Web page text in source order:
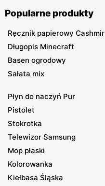
Popularne produkty
Ręcznik papierowy Cashmir
Długopis Minecraft
Basen ogrodowy
Sałata mix
Płyn do naczyń Pur
Pistolet
Stokrotka
Telewizor Samsung
Mop płaski
Kolorowanka
Kiełbasa Śląska